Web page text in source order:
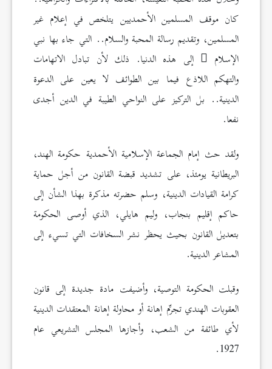
كان موقف المسلمين الأحمديين يتلخص في إعلام غير
المسلمين، وتقديم رسالة المحبة والسلام.. التي جاء بها نبي
الإسلام
إلى هذه الدنيا. ذلك لأن تبادل الاتهامات
والتهكم اللاذع فيما بين الطوائف لا يعين على الدعوة
الدينية.. بل التركيز على النواحي الطيبة في الدين أجدى
نفعا.
ولقد حث إمام الجماعة الإسلامية الأحمدية حكومة الهند،
البريطانية يومئذ، على تشديد قبضة القانون من أجل حماية
كرامة القيادات الدينية، وسلم حضرته مذكرة بهذا الشأن إلى
حاكم إقليم بنجاب، وليم هايلي، الذي أوصى الحكومة
بتعديل القانون بحيث يحظر نشر السخافات التي تسيء إلى
المشاعر الدينية.
وقبلت الحكومة التوصية، وأضيفت مادة جديدة إلى قانون
العقوبات الهندي تجرِّم إهانة أو محاولة إهانة المعتقدات الدينية
لأي طائفة من الشعب، وأجازها المجلس التشريعي عام
1927.